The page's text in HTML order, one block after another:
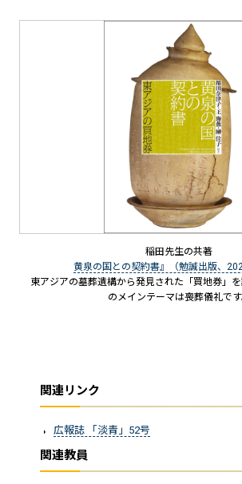
稲田先生の共著
黄泉の国との契約書』（勉誠出版、
東アジアの墓葬遺構から発見された「買地券」
のメインテーマは喪葬儀礼です
関連リンク
広報誌 「淡青」52号
関連教員